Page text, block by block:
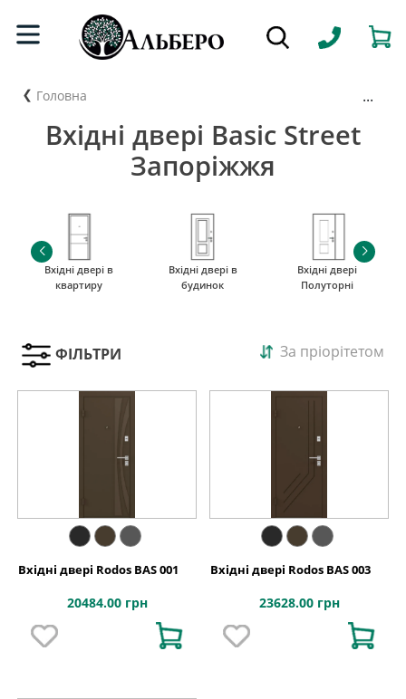
Головна ...
Вхідні двері Basic Street
Запоріжжя
Вхідні двері в
квартиру
Вхідні двері в
будинок
Вхідні двері
Полуторні
ФІЛЬТРИ За пріорітетом
Вхідні двері Rodos BAS 001
20484.00 грн
Вхідні двері Rodos BAS 003
23628.00 грн